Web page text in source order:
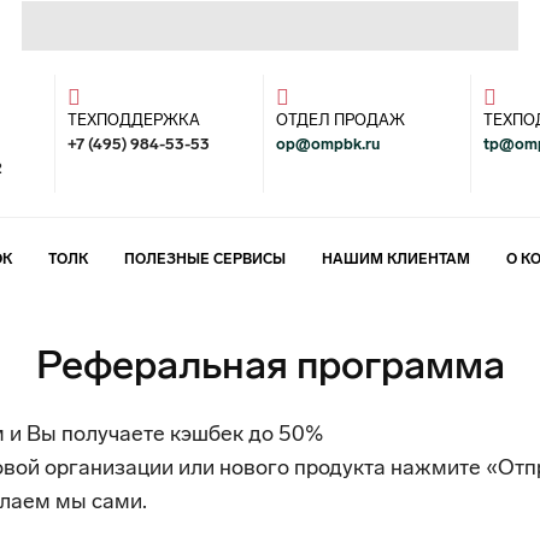
ТЕХПОДДЕРЖКА
+7 (495) 984-53-53
ОТДЕЛ ПРОДАЖ
op@ompbk.ru
ТОЛК ПОЛЕЗНЫЕ СЕРВИСЫ НАШИМ КЛИЕНТАМ О
Реферальная программа
Вы получаете кэшбек до 50%
организации или нового продукта нажмите
мы сами.